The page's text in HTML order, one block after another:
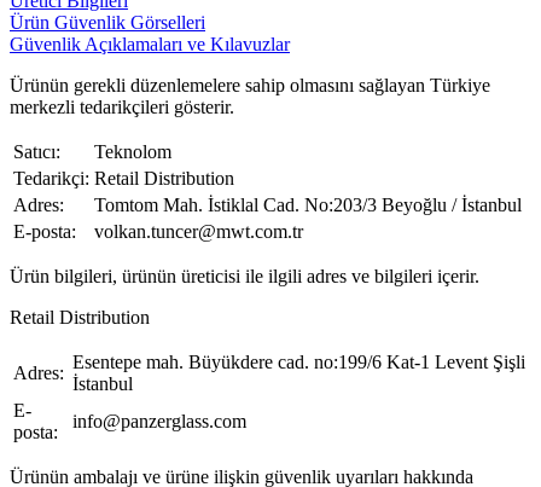
Ürün Güvenlik Görselleri
Güvenlik Açıklamaları ve Kılavuzlar
Ürünün gerekli düzenlemelere sahip olmasını sağlayan Türkiye
merkezli tedarikçileri gösterir.
Satıcı:
Teknolom
Tedarikçi: Retail Distribution
Adres:
Tomtom Mah. İstiklal Cad. No:203/3 Beyoğlu / İstanbul
E-posta:
volkan.tuncer@mwt.com.tr
Ürün bilgileri, ürünün üreticisi ile ilgili adres ve bilgileri içerir.
Retail Distribution
Adres:
Esentepe mah. Büyükdere cad. no:199/6 Kat-1 Levent Şişli
İstanbul
E-
posta:
info@panzerglass.com
Ürünün ambalajı ve ürüne ilişkin güvenlik uyarıları hakkında